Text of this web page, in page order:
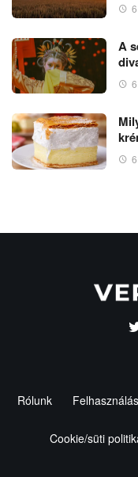
A
Rólunk
Cookie/süti